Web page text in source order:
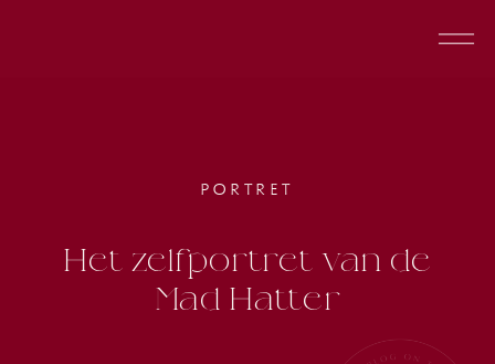
Het zelfportret van de
Mad Hatter
PORTRET